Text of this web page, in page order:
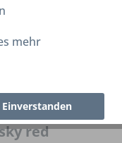
red
mehr
Einverstanden